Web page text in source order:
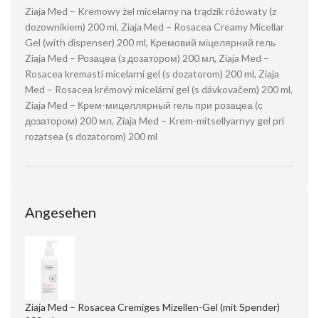
Ziaja Med – Kremowy żel micelarny na trądzik różowaty (z
dozownikiem) 200 ml, Ziaja Med – Rosacea Creamy Micellar
Gel (with dispenser) 200 ml, Кремовий міцелярний гель
Ziaja Med – Розацеа (з дозатором) 200 мл, Ziaja Med –
Rosacea kremasti micelarni gel (s dozatorom) 200 ml, Ziaja
Med – Rosacea krémový micelární gel (s dávkovačem) 200 ml,
Ziaja Med – Крем-мицеллярный гель при розацеа (с
дозатором) 200 мл, Ziaja Med – Krem-mitsellyarnyy gel pri
rozatsea (s dozatorom) 200 ml
Angesehen
Ziaja Med – Rosacea Cremiges Mizellen-Gel (mit Spender)